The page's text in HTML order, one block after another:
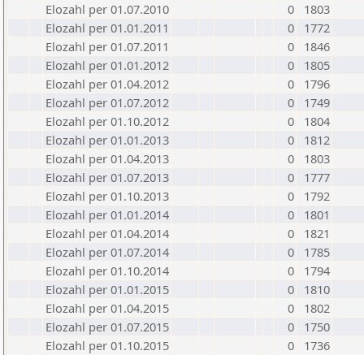
Elozahl per 01.07.2010
0
1803
Elozahl per 01.01.2011
0
1772
Elozahl per 01.07.2011
0
1846
Elozahl per 01.01.2012
0
1805
Elozahl per 01.04.2012
0
1796
Elozahl per 01.07.2012
0
1749
Elozahl per 01.10.2012
0
1804
Elozahl per 01.01.2013
0
1812
Elozahl per 01.04.2013
0
1803
Elozahl per 01.07.2013
0
1777
Elozahl per 01.10.2013
0
1792
Elozahl per 01.01.2014
0
1801
Elozahl per 01.04.2014
0
1821
Elozahl per 01.07.2014
0
1785
Elozahl per 01.10.2014
0
1794
Elozahl per 01.01.2015
0
1810
Elozahl per 01.04.2015
0
1802
Elozahl per 01.07.2015
0
1750
Elozahl per 01.10.2015
0
1736